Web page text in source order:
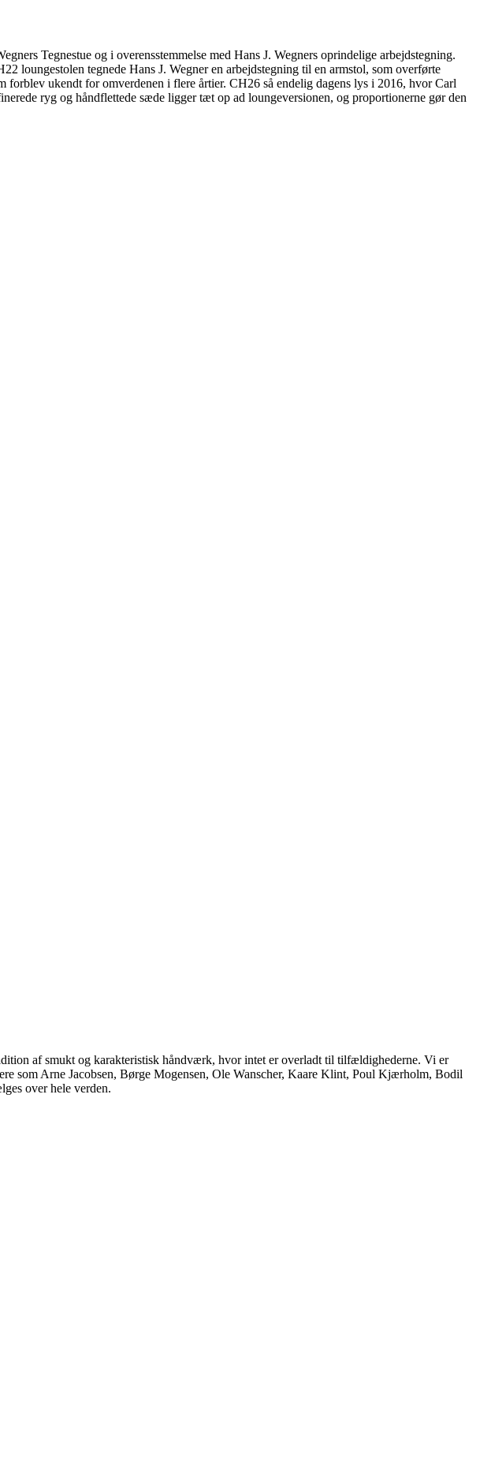
Tegnestue og i overensstemmelse med Hans J. Wegners oprindelige arbejdstegning.
loungestolen tegnede Hans J. Wegner en arbejdstegning til en armstol, som overførte
forblev ukendt for omverdenen i flere årtier. CH26 så endelig dagens lys i 2016, hvor Carl
ryg og håndflettede sæde ligger tæt op ad loungeversionen, og proportionerne gør den
af smukt og karakteristisk håndværk, hvor intet er overladt til tilfældighederne. Vi er
som Arne Jacobsen, Børge Mogensen, Ole Wanscher, Kaare Klint, Poul Kjærholm, Bodil
over hele verden.